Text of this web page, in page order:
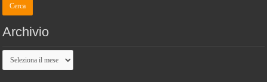
Archivio
Archivio